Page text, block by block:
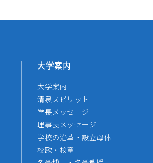
大学案内
大学案内
清泉スピリット
学長メッセージ
理事長メッセージ
学校の沿革・設立母体
校歌・校章